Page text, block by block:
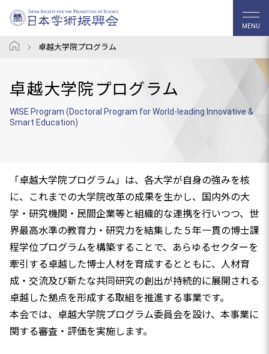
MENU
卓越大学院プログラム
卓越大学院プログラム
WISE Program (Doctoral Program for World-leading Innovative &
Smart Education)
「卓越大学院プログラム」は、各大学が自身の強みを核
に、これまでの大学院改革の成果を生かし、国内外の大
学・研究機関・民間企業等と組織的な連携を行いつつ、世
界最高水準の教育力・研究力を結集した５年一貫の博士課
程学位プログラムを構築することで、あらゆるセクターを
牽引する卓越した博士人材を育成するとともに、人材育
成・交流及び新たな共同研究の創出が持続的に展開される
卓越した拠点を形成する取組を推進する事業です。
本会では、卓越大学院プログラム委員会を設け、本事業に
関する審査・評価を実施します。